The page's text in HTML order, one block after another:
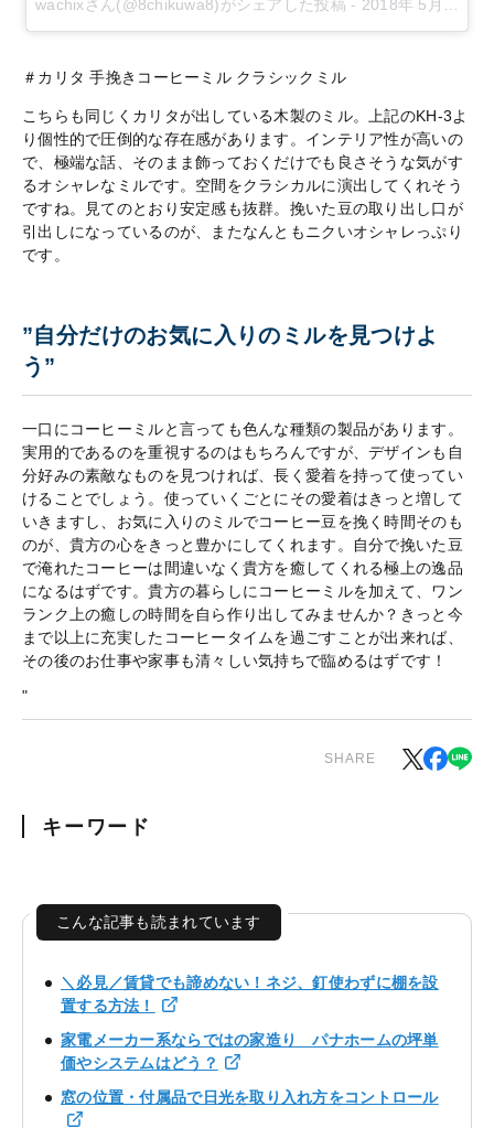
wachixさん(@8chikuwa8)がシェアした投稿 - 2018年 5月月19日午後7時16分PDT
＃カリタ 手挽きコーヒーミル クラシックミル
こちらも同じくカリタが出している木製のミル。上記のKH-3よ
り個性的で圧倒的な存在感があります。インテリア性が高いの
で、極端な話、そのまま飾っておくだけでも良さそうな気がす
るオシャレなミルです。空間をクラシカルに演出してくれそう
ですね。見てのとおり安定感も抜群。挽いた豆の取り出し口が
引出しになっているのが、またなんともニクいオシャレっぷり
です。
”自分だけのお気に入りのミルを見つけよ
う”
一口にコーヒーミルと言っても色んな種類の製品があります。
実用的であるのを重視するのはもちろんですが、デザインも自
分好みの素敵なものを見つければ、長く愛着を持って使ってい
けることでしょう。使っていくごとにその愛着はきっと増して
いきますし、お気に入りのミルでコーヒー豆を挽く時間そのも
のが、貴方の心をきっと豊かにしてくれます。自分で挽いた豆
で淹れたコーヒーは間違いなく貴方を癒してくれる極上の逸品
になるはずです。貴方の暮らしにコーヒーミルを加えて、ワン
ランク上の癒しの時間を自ら作り出してみませんか？きっと今
まで以上に充実したコーヒータイムを過ごすことが出来れば、
その後のお仕事や家事も清々しい気持ちで臨めるはずです！
"
SHARE
キーワード
こんな記事も読まれています
＼必見／賃貸でも諦めない！ネジ、釘使わずに棚を設
置する方法！
家電メーカー系ならではの家造り パナホームの坪単
価やシステムはどう？
窓の位置・付属品で日光を取り入れ方をコントロール